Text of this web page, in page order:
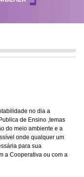
no dia a
de Ensino ,temas
do meio ambiente e a
onde qualquer um
para sua
a Cooperativa ou com a